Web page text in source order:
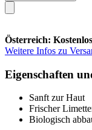
Österreich:
Weitere Infos zu
Eigenschaften
Sanft zur Haut
Frischer
Biologisch